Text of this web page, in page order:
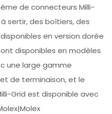
de connecteurs Milli-
sertir, des boîtiers, des
en version dorée
disponibles en modèles
une large gamme
de terminaison, et le
Grid est disponible avec